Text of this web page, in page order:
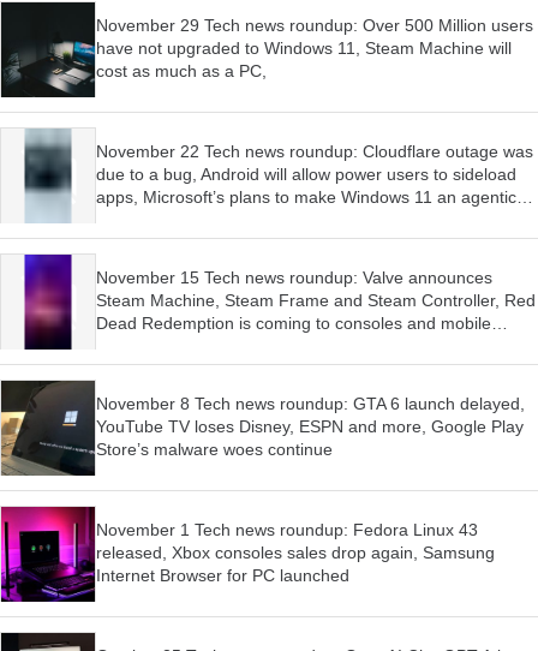
November 29 Tech news roundup: Over 500 Million users
have not upgraded to Windows 11, Steam Machine will
cost as much as a PC,
November 22 Tech news roundup: Cloudflare outage was
due to a bug, Android will allow power users to sideload
apps, Microsoft’s plans to make Windows 11 an agentic
November 15 Tech news roundup: Valve announces
Steam Machine, Steam Frame and Steam Controller, Red
Dead Redemption is coming to consoles and mobile
November 8 Tech news roundup: GTA 6 launch delayed,
YouTube TV loses Disney, ESPN and more, Google Play
Store’s malware woes continue
November 1 Tech news roundup: Fedora Linux 43
released, Xbox consoles sales drop again, Samsung
Internet Browser for PC launched